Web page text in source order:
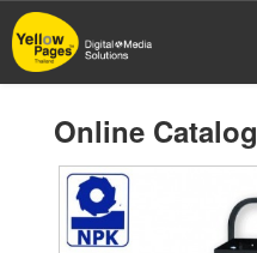
Skip
to
main
Online Catalog